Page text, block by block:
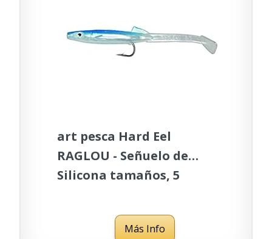
art pesca Hard Eel
RAGLOU - Señuelo de
Silicona tamaños, 5
Más Info